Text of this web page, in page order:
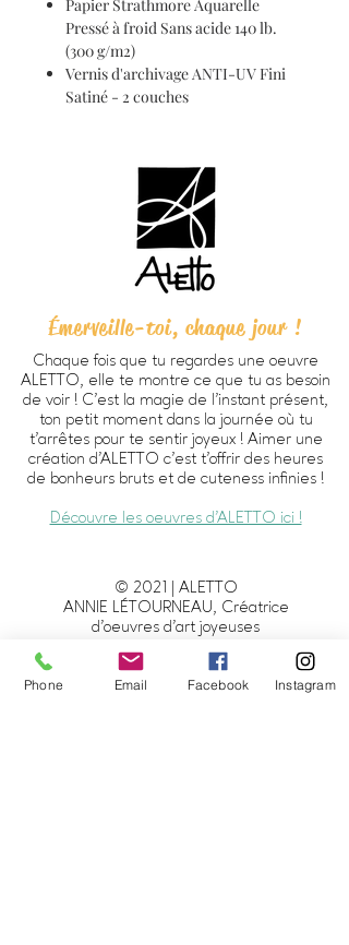
Papier Strathmore Aquarelle
Pressé à froid Sans acide 140 lb.
(300 g/m2)
Vernis d'archivage ANTI-UV Fini
Satiné - 2 couches
Émerveille-toi, chaque jour !
Chaque fois que tu regardes une oeuvre
ALETTO, elle te montre ce que tu as besoin
de voir ! C’est la magie de l’instant présent,
ton petit moment dans la journée où tu
t’arrêtes pour te sentir joyeux ! Aimer une
création d'ALETTO c’est t’offrir des heures
de bonheurs bruts et de cuteness infinies !
Découvre les oeuvres d'ALETTO ici !
© 2021 | ALETTO
ANNIE LÉTOURNEAU, Créatrice
d'oeuvres d'art joyeuses
ART ABSTRAIT CONTEMPORAIN |
AQUARELLE - MÉDIAS MIXTES
info@alettoart.com
-819-692-3632
Phone Email Facebook Instagram